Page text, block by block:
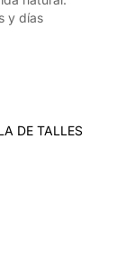
y días
DE TALLES